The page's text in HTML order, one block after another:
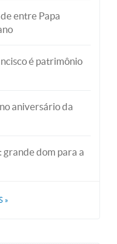
entre Papa
é patrimônio
aniversário da
grande dom para a
»